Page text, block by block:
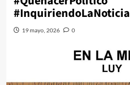
#InquiriendoLaNoticia
19 mayo, 2026 0